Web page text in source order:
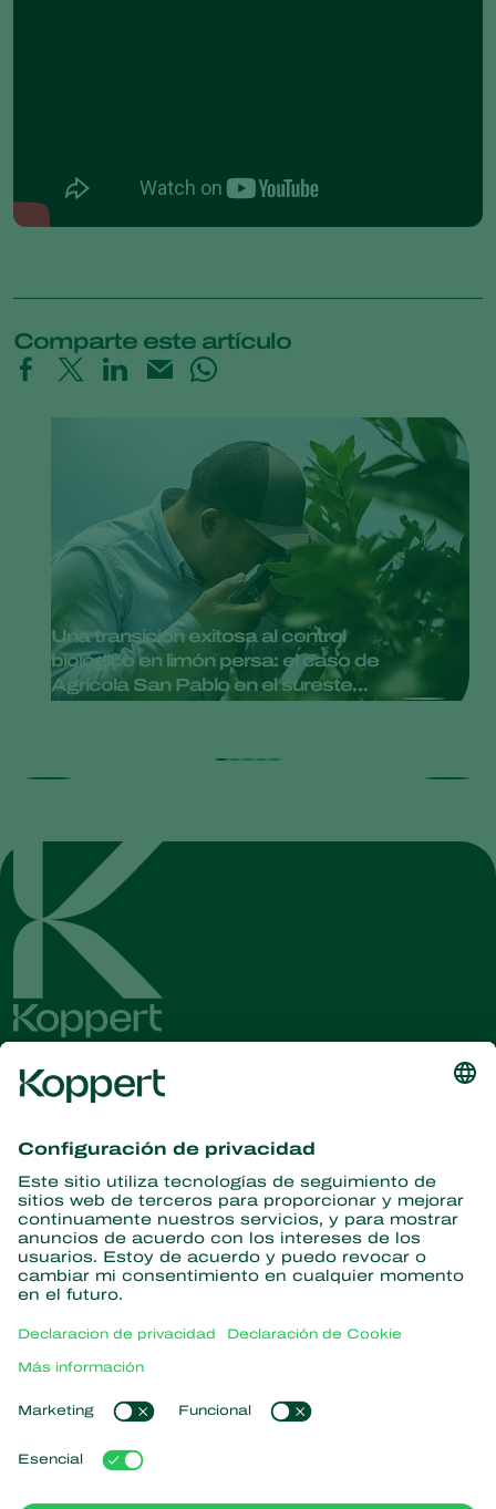
Comparte este artículo
Una transición exitosa al control
biológico en limón persa: el caso de
Agrícola San Pablo en el sureste
información
Suscríbase aquí
Partners with Nature
Avispas parasitoides
Nematodos benéficos
Microorganismos benéficos
Protección de cultivos
Acerca de Koppert
Noticias e información
Trabajar en Koppert
Contáctanos
Enlaces populares
Experiencias de los usuarios
Koppert Global